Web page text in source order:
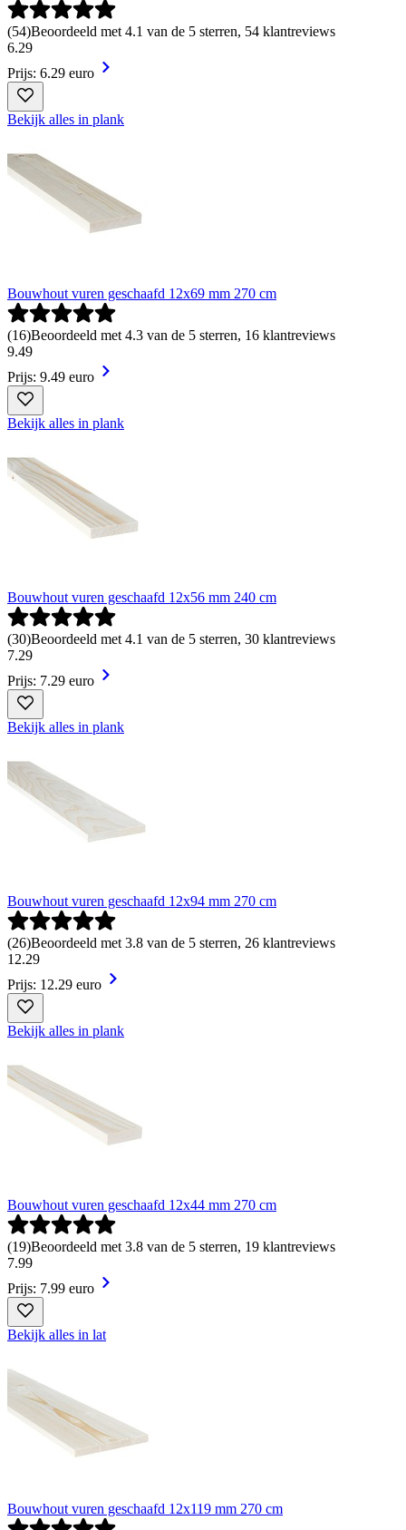
(54)Beoordeeld met 4.1 van de 5 sterren, 54 klantreviews
6.29
Prijs: 6.29 euro
Bekijk alles in plank
Bouwhout vuren geschaafd 12x69 mm 270 cm
(16)Beoordeeld met 4.3 van de 5 sterren, 16 klantreviews
9.49
Prijs: 9.49 euro
Bekijk alles in plank
Bouwhout vuren geschaafd 12x56 mm 240 cm
(30)Beoordeeld met 4.1 van de 5 sterren, 30 klantreviews
7.29
Prijs: 7.29 euro
Bekijk alles in plank
Bouwhout vuren geschaafd 12x94 mm 270 cm
(26)Beoordeeld met 3.8 van de 5 sterren, 26 klantreviews
12.29
Prijs: 12.29 euro
Bekijk alles in plank
Bouwhout vuren geschaafd 12x44 mm 270 cm
(19)Beoordeeld met 3.8 van de 5 sterren, 19 klantreviews
7.99
Prijs: 7.99 euro
Bekijk alles in lat
Bouwhout vuren geschaafd 12x119 mm 270 cm